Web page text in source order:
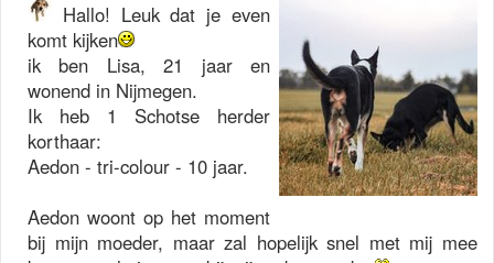
Hallo! Leuk dat je even
komt kijken
ik ben Lisa, 21 jaar en
wonend in Nijmegen.
Ik heb 1 Schotse herder
korthaar:
Aedon - tri-colour - 10 jaar.
Aedon woont op het moment
bij mijn moeder, maar zal hopelijk snel met mij mee